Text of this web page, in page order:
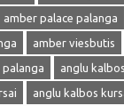
amber palace palanga
amber viesbutis
anglu
anglu kalbos